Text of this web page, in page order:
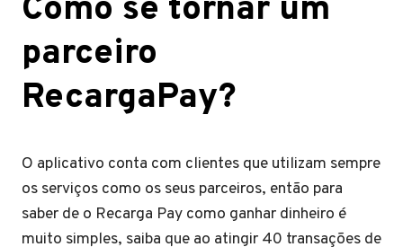
Como se tornar um
parceiro
RecargaPay?
O aplicativo conta com clientes que utilizam sempre
os serviços como os seus parceiros, então para
saber de o Recarga Pay como ganhar dinheiro é
muito simples, saiba que ao atingir 40 transações de